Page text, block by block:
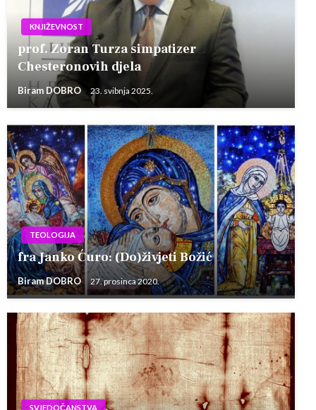
KNJIŽEVNOST
prof. Zoran Turza simpatizer
Chesteronovih djela
Biram DOBRO 23. svibnja 2025.
TEOLOGIJA
fra Janko Ćuro: (Do)živjeti Božić
Biram DOBRO 27. prosinca 2020.
SVJEDOČANSTVA